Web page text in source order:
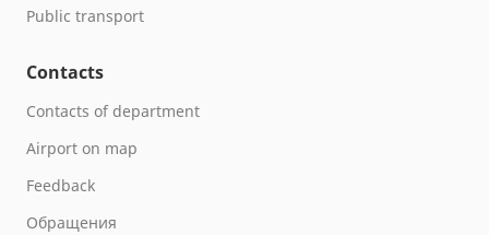
Public transport
Contacts
Contacts of department
Airport on map
Feedback
Обращения